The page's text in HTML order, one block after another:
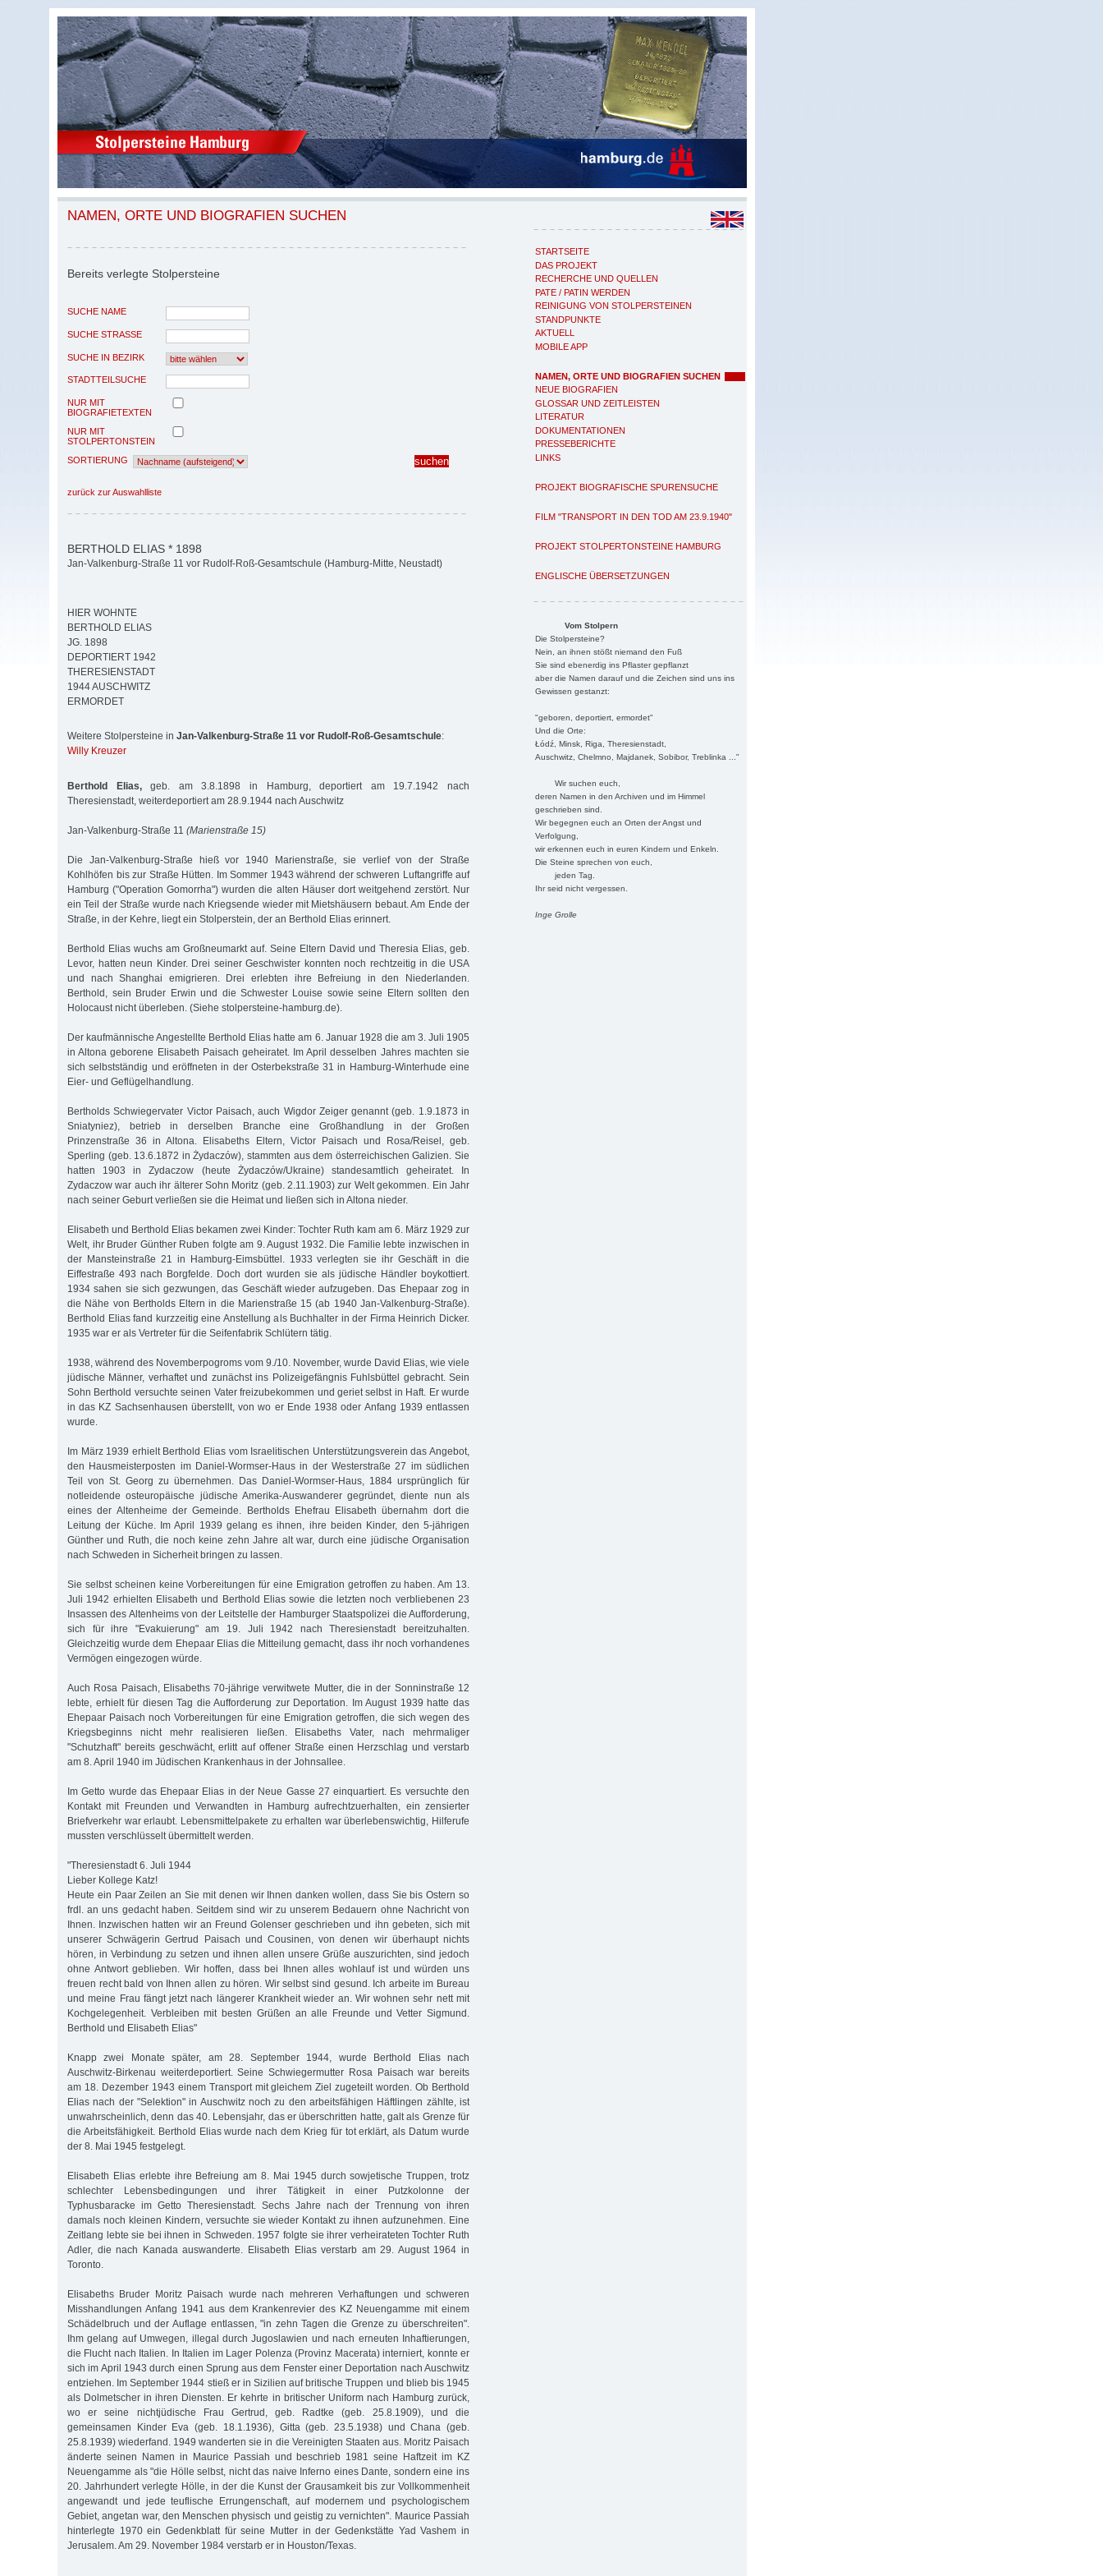
STARTSEITE
DAS PROJEKT
RECHERCHE UND QUELLEN
PATE / PATIN WERDEN
REINIGUNG VON STOLPERSTEINEN
STANDPUNKTE
AKTUELL
MOBILE APP
NAMEN, ORTE UND BIOGRAFIEN SUCHEN
NEUE BIOGRAFIEN
GLOSSAR UND ZEITLEISTEN
LITERATUR
DOKUMENTATIONEN
PRESSEBERICHTE
LINKS
PROJEKT BIOGRAFISCHE SPURENSUCHE
FILM "TRANSPORT IN DEN TOD AM 23.9.1940"
PROJEKT STOLPERTONSTEINE HAMBURG
ENGLISCHE ÜBERSETZUNGEN
Vom Stolpern
Die Stolpersteine?
Nein, an ihnen stößt niemand den Fuß
Sie sind ebenerdig ins Pflaster gepflanzt
aber die Namen darauf und die Zeichen sind uns ins
Gewissen gestanzt:
"geboren, deportiert, ermordet"
Und die Orte:
Łódź, Minsk, Riga, Theresienstadt,
Auschwitz, Chelmno, Majdanek, Sobibor, Treblinka ..."
Wir suchen euch,
deren Namen in den Archiven und im Himmel
geschrieben sind.
Wir begegnen euch an Orten der Angst und
Verfolgung,
wir erkennen euch in euren Kindern und Enkeln.
Die Steine sprechen von euch,
jeden Tag.
Ihr seid nicht vergessen.
Inge Grolle
NAMEN, ORTE UND BIOGRAFIEN SUCHEN
Bereits verlegte Stolpersteine
SUCHE NAME
SUCHE STRASSE
SUCHE IN BEZIRK
STADTTEILSUCHE
NUR MIT
BIOGRAFIETEXTEN
NUR MIT
STOLPERTONSTEIN
SORTIERUNG
zurück zur Auswahlliste
BERTHOLD ELIAS * 1898
Jan-Valkenburg-Straße 11 vor Rudolf-Roß-Gesamtschule (Hamburg-Mitte, Neustadt)
HIER WOHNTE
BERTHOLD ELIAS
JG. 1898
DEPORTIERT 1942
THERESIENSTADT
1944 AUSCHWITZ
ERMORDET
Weitere Stolpersteine in Jan-Valkenburg-Straße 11 vor Rudolf-Roß-Gesamtschule:
Willy Kreuzer
Berthold Elias,geb. am 3.8.1898 in Hamburg, deportiert am 19.7.1942 nach
Theresienstadt, weiterdeportiert am 28.9.1944 nach Auschwitz
Jan-Valkenburg-Straße 11 (Marienstraße 15)
Die Jan-Valkenburg-Straße hieß vor 1940 Marienstraße, sie verlief von der Straße
Kohlhöfen bis zur Straße Hütten. Im Sommer 1943 während der schweren Luftangriffe auf
Hamburg ("Operation Gomorrha") wurden die alten Häuser dort weitgehend zerstört. Nur
ein Teil der Straße wurde nach Kriegsende wieder mit Mietshäusern bebaut. Am Ende der
Straße, in der Kehre, liegt ein Stolperstein, der an Berthold Elias erinnert.
Berthold Elias wuchs am Großneumarkt auf. Seine Eltern David und Theresia Elias, geb.
Levor, hatten neun Kinder. Drei seiner Geschwister konnten noch rechtzeitig in die USA
und nach Shanghai emigrieren. Drei erlebten ihre Befreiung in den Niederlanden.
Berthold, sein Bruder Erwin und die Schwester Louise sowie seine Eltern sollten den
Holocaust nicht überleben. (Siehe stolpersteine-hamburg.de).
Der kaufmännische Angestellte Berthold Elias hatte am 6. Januar 1928 die am 3. Juli 1905
in Altona geborene Elisabeth Paisach geheiratet. Im April desselben Jahres machten sie
sich selbstständig und eröffneten in der Osterbekstraße 31 in Hamburg-Winterhude eine
Eier- und Geflügelhandlung.
Bertholds Schwiegervater Victor Paisach, auch Wigdor Zeiger genannt (geb. 1.9.1873 in
Sniatyniez), betrieb in derselben Branche eine Großhandlung in der Großen
Prinzenstraße 36 in Altona. Elisabeths Eltern, Victor Paisach und Rosa/Reisel, geb.
Sperling (geb. 13.6.1872 in Żydaczów), stammten aus dem österreichischen Galizien. Sie
hatten 1903 in Zydaczow (heute Żydaczów/Ukraine) standesamtlich geheiratet. In
Zydaczow war auch ihr älterer Sohn Moritz (geb. 2.11.1903) zur Welt gekommen. Ein Jahr
nach seiner Geburt verließen sie die Heimat und ließen sich in Altona nieder.
Elisabeth und Berthold Elias bekamen zwei Kinder: Tochter Ruth kam am 6. März 1929 zur
Welt, ihr Bruder Günther Ruben folgte am 9. August 1932. Die Familie lebte inzwischen in
der Mansteinstraße 21 in Hamburg-Eimsbüttel. 1933 verlegten sie ihr Geschäft in die
Eiffestraße 493 nach Borgfelde. Doch dort wurden sie als jüdische Händler boykottiert.
1934 sahen sie sich gezwungen, das Geschäft wieder aufzugeben. Das Ehepaar zog in
die Nähe von Bertholds Eltern in die Marienstraße 15 (ab 1940 Jan-Valkenburg-Straße).
Berthold Elias fand kurzzeitig eine Anstellung als Buchhalter in der Firma Heinrich Dicker.
1935 war er als Vertreter für die Seifenfabrik Schlütern tätig.
1938, während des Novemberpogroms vom 9./10. November, wurde David Elias, wie viele
jüdische Männer, verhaftet und zunächst ins Polizeigefängnis Fuhlsbüttel gebracht. Sein
Sohn Berthold versuchte seinen Vater freizubekommen und geriet selbst in Haft. Er wurde
in das KZ Sachsenhausen überstellt, von wo er Ende 1938 oder Anfang 1939 entlassen
wurde.
Im März 1939 erhielt Berthold Elias vom Israelitischen Unterstützungsverein das Angebot,
den Hausmeisterposten im Daniel-Wormser-Haus in der Westerstraße 27 im südlichen
Teil von St. Georg zu übernehmen. Das Daniel-Wormser-Haus, 1884 ursprünglich für
notleidende osteuropäische jüdische Amerika-Auswanderer gegründet, diente nun als
eines der Altenheime der Gemeinde. Bertholds Ehefrau Elisabeth übernahm dort die
Leitung der Küche. Im April 1939 gelang es ihnen, ihre beiden Kinder, den 5-jährigen
Günther und Ruth, die noch keine zehn Jahre alt war, durch eine jüdische Organisation
nach Schweden in Sicherheit bringen zu lassen.
Sie selbst scheinen keine Vorbereitungen für eine Emigration getroffen zu haben. Am 13.
Juli 1942 erhielten Elisabeth und Berthold Elias sowie die letzten noch verbliebenen 23
Insassen des Altenheims von der Leitstelle der Hamburger Staatspolizei die Aufforderung,
sich für ihre "Evakuierung" am 19. Juli 1942 nach Theresienstadt bereitzuhalten.
Gleichzeitig wurde dem Ehepaar Elias die Mitteilung gemacht, dass ihr noch vorhandenes
Vermögen eingezogen würde.
Auch Rosa Paisach, Elisabeths 70-jährige verwitwete Mutter, die in der Sonninstraße 12
lebte, erhielt für diesen Tag die Aufforderung zur Deportation. Im August 1939 hatte das
Ehepaar Paisach noch Vorbereitungen für eine Emigration getroffen, die sich wegen des
Kriegsbeginns nicht mehr realisieren ließen. Elisabeths Vater, nach mehrmaliger
"Schutzhaft" bereits geschwächt, erlitt auf offener Straße einen Herzschlag und verstarb
am 8. April 1940 im Jüdischen Krankenhaus in der Johnsallee.
Im Getto wurde das Ehepaar Elias in der Neue Gasse 27 einquartiert. Es versuchte den
Kontakt mit Freunden und Verwandten in Hamburg aufrechtzuerhalten, ein zensierter
Briefverkehr war erlaubt. Lebensmittelpakete zu erhalten war überlebenswichtig, Hilferufe
mussten verschlüsselt übermittelt werden.
"Theresienstadt 6. Juli 1944
Lieber Kollege Katz!
Heute ein Paar Zeilen an Sie mit denen wir Ihnen danken wollen, dass Sie bis Ostern so
frdl. an uns gedacht haben. Seitdem sind wir zu unserem Bedauern ohne Nachricht von
Ihnen. Inzwischen hatten wir an Freund Golenser geschrieben und ihn gebeten, sich mit
unserer Schwägerin Gertrud Paisach und Cousinen, von denen wir überhaupt nichts
hören, in Verbindung zu setzen und ihnen allen unsere Grüße auszurichten, sind jedoch
ohne Antwort geblieben. Wir hoffen, dass bei Ihnen alles wohlauf ist und würden uns
freuen recht bald von Ihnen allen zu hören. Wir selbst sind gesund. Ich arbeite im Bureau
und meine Frau fängt jetzt nach längerer Krankheit wieder an. Wir wohnen sehr nett mit
Kochgelegenheit. Verbleiben mit besten Grüßen an alle Freunde und Vetter Sigmund.
Berthold und Elisabeth Elias"
Knapp zwei Monate später, am 28. September 1944, wurde Berthold Elias nach
Auschwitz-Birkenau weiterdeportiert. Seine Schwiegermutter Rosa Paisach war bereits
am 18. Dezember 1943 einem Transport mit gleichem Ziel zugeteilt worden. Ob Berthold
Elias nach der "Selektion" in Auschwitz noch zu den arbeitsfähigen Häftlingen zählte, ist
unwahrscheinlich, denn das 40. Lebensjahr, das er überschritten hatte, galt als Grenze für
die Arbeitsfähigkeit. Berthold Elias wurde nach dem Krieg für tot erklärt, als Datum wurde
der 8. Mai 1945 festgelegt.
Elisabeth Elias erlebte ihre Befreiung am 8. Mai 1945 durch sowjetische Truppen, trotz
schlechter Lebensbedingungen und ihrer Tätigkeit in einer Putzkolonne der
Typhusbaracke im Getto Theresienstadt. Sechs Jahre nach der Trennung von ihren
damals noch kleinen Kindern, versuchte sie wieder Kontakt zu ihnen aufzunehmen. Eine
Zeitlang lebte sie bei ihnen in Schweden. 1957 folgte sie ihrer verheirateten Tochter Ruth
Adler, die nach Kanada auswanderte. Elisabeth Elias verstarb am 29. August 1964 in
Toronto.
Elisabeths Bruder Moritz Paisach wurde nach mehreren Verhaftungen und schweren
Misshandlungen Anfang 1941 aus dem Krankenrevier des KZ Neuengamme mit einem
Schädelbruch und der Auflage entlassen, "in zehn Tagen die Grenze zu überschreiten".
Ihm gelang auf Umwegen, illegal durch Jugoslawien und nach erneuten Inhaftierungen,
die Flucht nach Italien. In Italien im Lager Polenza (Provinz Macerata) interniert, konnte er
sich im April 1943 durch einen Sprung aus dem Fenster einer Deportation nach Auschwitz
entziehen. Im September 1944 stieß er in Sizilien auf britische Truppen und blieb bis 1945
als Dolmetscher in ihren Diensten. Er kehrte in britischer Uniform nach Hamburg zurück,
wo er seine nichtjüdische Frau Gertrud, geb. Radtke (geb. 25.8.1909), und die
gemeinsamen Kinder Eva (geb. 18.1.1936), Gitta (geb. 23.5.1938) und Chana (geb.
25.8.1939) wiederfand. 1949 wanderten sie in die Vereinigten Staaten aus. Moritz Paisach
änderte seinen Namen in Maurice Passiah und beschrieb 1981 seine Haftzeit im KZ
Neuengamme als "die Hölle selbst, nicht das naive Inferno eines Dante, sondern eine ins
20. Jahrhundert verlegte Hölle, in der die Kunst der Grausamkeit bis zur Vollkommenheit
angewandt und jede teuflische Errungenschaft, auf modernem und psychologischem
Gebiet, angetan war, den Menschen physisch und geistig zu vernichten". Maurice Passiah
hinterlegte 1970 ein Gedenkblatt für seine Mutter in der Gedenkstätte Yad Vashem in
Jerusalem. Am 29. November 1984 verstarb er in Houston/Texas.